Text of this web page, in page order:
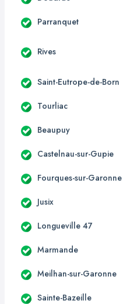
Parranquet
Rives
Saint-Eutrope-de-Born
Tourliac
Beaupuy
Castelnau-sur-Gupie
Fourques-sur-Garonne
Jusix
Longueville 47
Marmande
Meilhan-sur-Garonne
Sainte-Bazeille